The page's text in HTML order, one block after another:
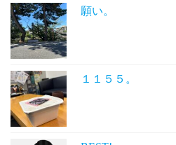
願い。
１１５５。